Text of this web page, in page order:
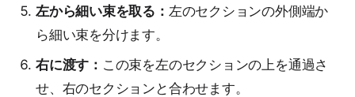
左から細い束を取る： 左のセクションの外側端か
ら細い束を分けます。
右に渡す： この束を左のセクションの上を通過さ
せ、右のセクションと合わせます。